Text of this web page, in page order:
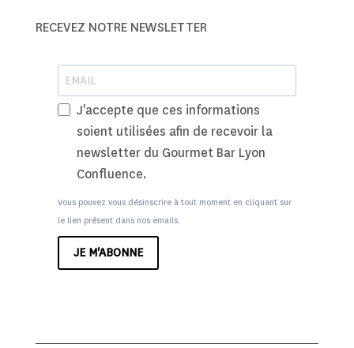
RECEVEZ NOTRE NEWSLETTER
J'accepte que ces informations
soient utilisées afin de recevoir la
newsletter du Gourmet Bar Lyon
Confluence.
Vous pouvez vous désinscrire à tout moment en cliquant sur
le lien présent dans nos emails.
JE M'ABONNE